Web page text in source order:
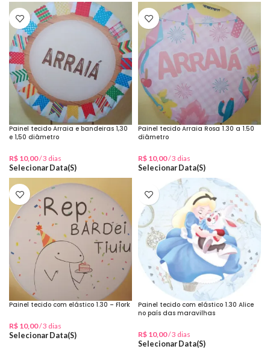
Painel tecido Arraia e bandeiras 1,30
e 1,50 diâmetro
R$ 10,00/ 3 dias
Selecionar Data(s)
Painel tecido Arraia Rosa 1.30 a 1.50
diâmetro
R$ 10,00/ 3 dias
Selecionar Data(s)
Painel tecido com elástico 1.30 – Flork
R$ 10,00/ 3 dias
Selecionar Data(s)
Painel tecido com elástico 1.30 Alice
no país das maravilhas
R$ 10,00/ 3 dias
Selecionar Data(s)